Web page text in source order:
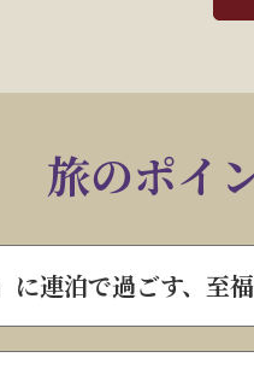
旅のポイ
連泊で過ごす、至